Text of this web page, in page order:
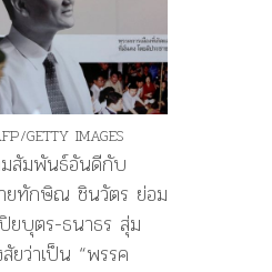
GETTY IMAGES
มสัมพันธ์อันดีกับ
ยทักษิณ ชินวัตร ย่อม
ยบุตร-ธนาธร สุ่ม
ยว่าเป็น “พรรค